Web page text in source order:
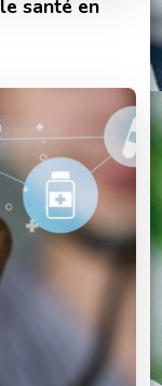
santé en